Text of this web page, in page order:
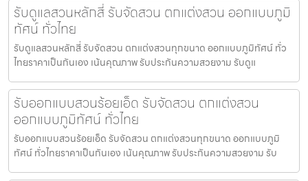
รับดูแลสวนหลักสี่ รับจัดสวน ตกแต่งสวน ออกแบบภูมิ
ทัศน์ ทั่วไทย
รับดูแลสวนหลักสี่ รับจัดสวน ตกแต่งสวนทุกขนาด ออกแบบภูมิทัศน์ ทั่ว
ไทยราคาเป็นกันเอง เน้นคุณภาพ รับประกันความสวยงาม รับดูแ
รับออกแบบสวนร้อยเอ็ด รับจัดสวน ตกแต่งสวน
ออกแบบภูมิทัศน์ ทั่วไทย
รับออกแบบสวนร้อยเอ็ด รับจัดสวน ตกแต่งสวนทุกขนาด ออกแบบภูมิ
ทัศน์ ทั่วไทยราคาเป็นกันเอง เน้นคุณภาพ รับประกันความสวยงาม รับ